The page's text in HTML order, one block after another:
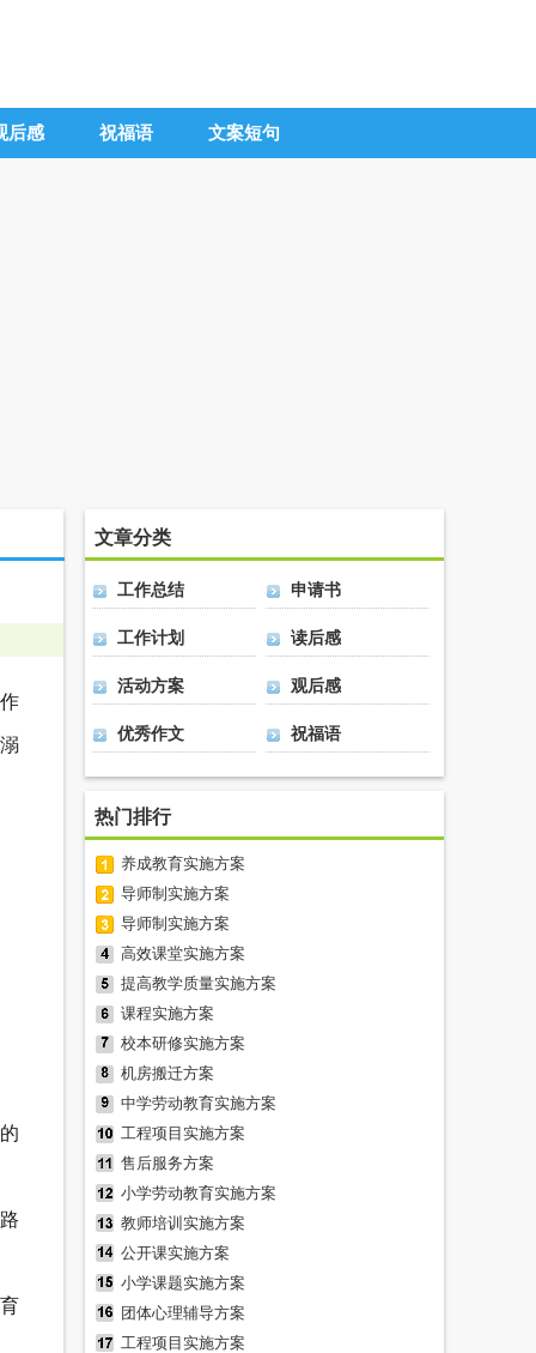
后感 祝福语 文案短句
文章分类
工作总结 申请书
工作计划 读后感
活动方案 观后感
优秀作文 祝福语
热门排行
养成教育实施方案
导师制实施方案
导师制实施方案
高效课堂实施方案
提高教学质量实施方案
课程实施方案
校本研修实施方案
机房搬迁方案
中学劳动教育实施方案
工程项目实施方案
售后服务方案
小学劳动教育实施方案
教师培训实施方案
公开课实施方案
小学课题实施方案
团体心理辅导方案
工程项目实施方案